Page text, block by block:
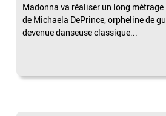
Madonna va réaliser un long
de Michaela DePrince, orpheline de
devenue danseuse classique...